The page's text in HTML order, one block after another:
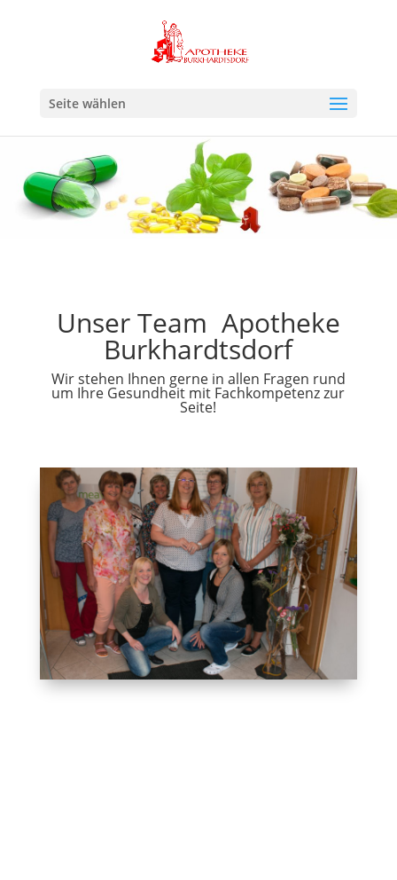
Seite wählen
Unser Team Apotheke
Burkhardtsdorf
Wir stehen Ihnen gerne in allen Fragen rund
um Ihre Gesundheit mit Fachkompetenz zur
Seite!